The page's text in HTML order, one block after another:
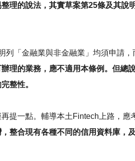
理的說法，其實草案第25條及其
列「金融業與非金融業」均須申請
理的業務，應不適用本條例。但總
整性。
提一點。輔導本土Fintech上路，
，整合現有各種不同的信用資料庫，